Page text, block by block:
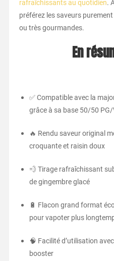
rafraîchissants au quotidien.
préférez les saveurs
ou très gourmandes.
En
✅ Compatible avec la
grâce à sa base 50/50 PG/
🔥 Rendu saveur original
croquante et raisin doux
💨 Tirage rafraîchissant
de gingembre glacé
🔋 Flacon grand format
pour vapoter plus
🧠 Facilité d’utilisation
booster